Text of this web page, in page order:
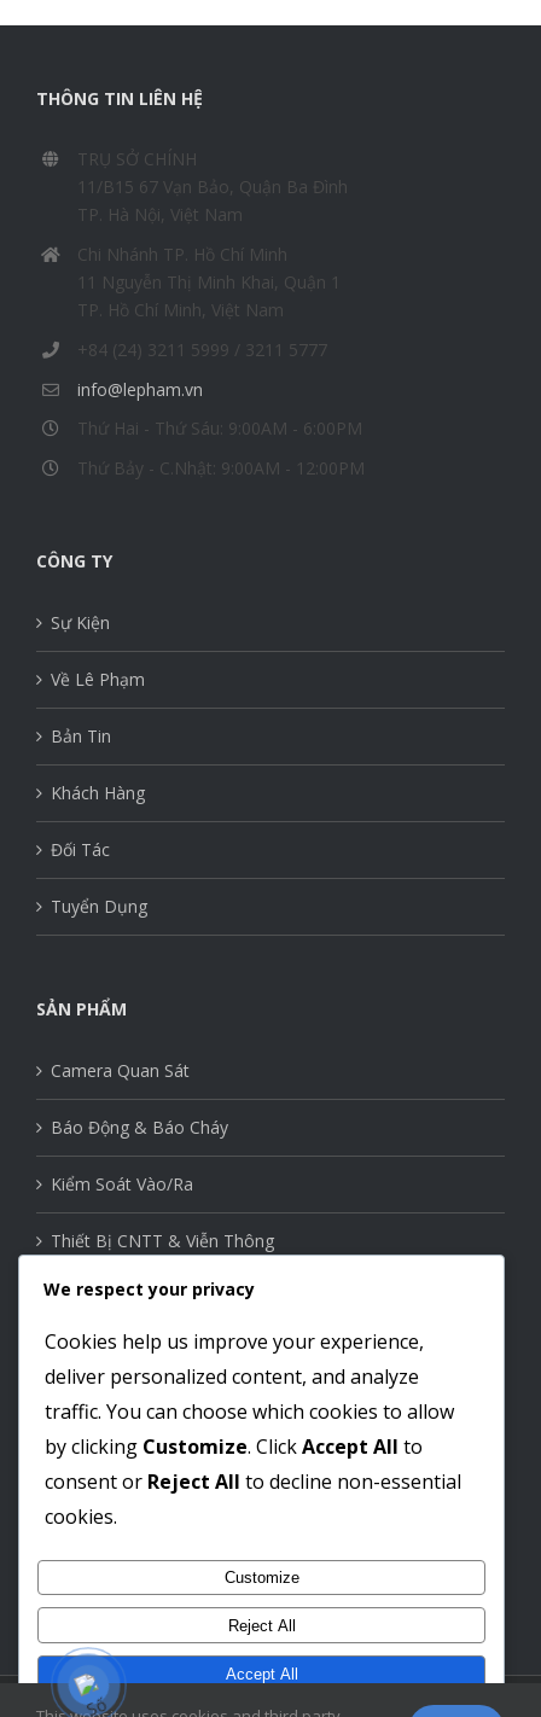
THÔNG TIN LIÊN HỆ
TRỤ SỞ CHÍNH
11/B15 67 Vạn Bảo, Quận Ba Đình
TP. Hà Nội, Việt Nam
Chi Nhánh TP. Hồ Chí Minh
11 Nguyễn Thị Minh Khai, Quận 1
TP. Hồ Chí Minh, Việt Nam
+84 (24) 3211 5999 / 3211 5777
info@lepham.vn
Thứ Hai - Thứ Sáu: 9:00AM - 6:00PM
Thứ Bảy - C.Nhật: 9:00AM - 12:00PM
CÔNG TY
Sự Kiện
Về Lê Phạm
Bản Tin
Khách Hàng
Đối Tác
Tuyển Dụng
SẢN PHẨM
Camera Quan Sát
Báo Động & Báo Cháy
Kiểm Soát Vào/Ra
Thiết Bị CNTT & Viễn Thông
Thiết Bị Mạng
Nhà Thông Minh
Liên kết mạng xã hội
© Copyright 2012- 2026 byLE PHAM TECHNOLOGY JSC | All Rights
We respect your privacy
Cookies help us improve your experience,
deliver personalized content, and analyze
traffic. You can choose which cookies to allow
by clicking Customize. ClickAccept All to
consent or Reject All to decline non-essential
cookies.
Customize
Reject All
Accept All